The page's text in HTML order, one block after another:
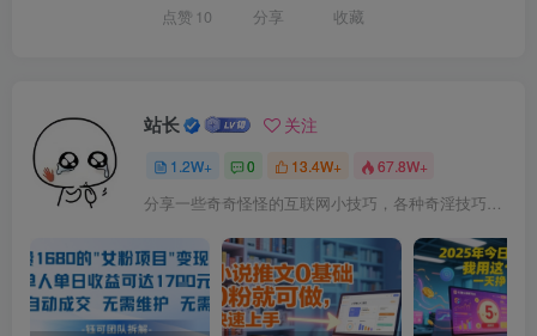
点赞 10 分享 收藏
站长 关注
1.2W+ 0 13.4W+ 67.8W+